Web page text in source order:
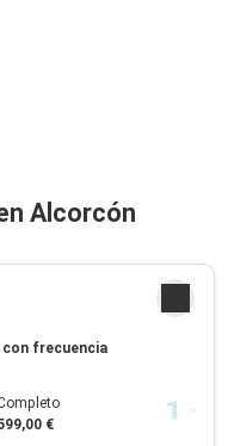
Alcorcón
frecuencia
€